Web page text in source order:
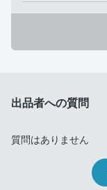
出品者への質問
質問はありません